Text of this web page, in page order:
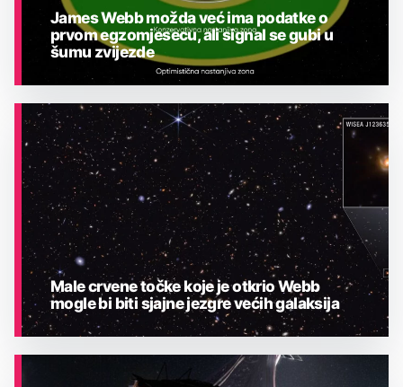
ASTRONOMIJA
James Webb možda već ima podatke o
prvom egzomjesecu, ali signal se gubi u
šumu zvijezde
ASTRONOMIJA
Male crvene točke koje je otkrio Webb
mogle bi biti sjajne jezgre većih galaksija